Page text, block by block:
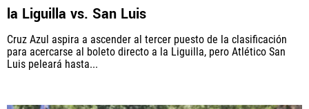
QUIENES SOMOS | STAFF | CONTACTO
Este portal es una sección especial del portal Bolavip.com
la Liguilla vs. San Luis
Cruz Azul aspira a ascender al tercer puesto de la clasificación
para acercarse al boleto directo a la Liguilla, pero Atlético San
Luis peleará hasta...